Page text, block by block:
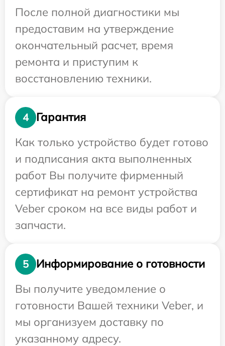
После полной диагностики мы
предоставим на утверждение
окончательный расчет, время
ремонта и приступим к
восстановлению техники.
4
Гарантия
Как только устройство будет готово
и подписания акта выполненных
работ Вы получите фирменный
сертификат на ремонт устройства
Veber сроком на все виды работ и
запчасти.
5
Информирование о готовности
Вы получите уведомление о
готовности Вашей техники Veber, и
мы организуем доставку по
указанному адресу.